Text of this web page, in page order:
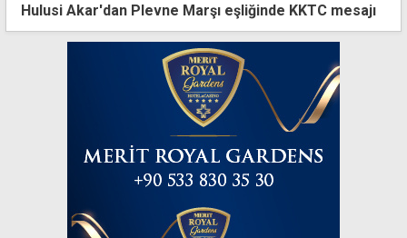
Hulusi Akar'dan Plevne Marşı eşliğinde KKTC mesajı